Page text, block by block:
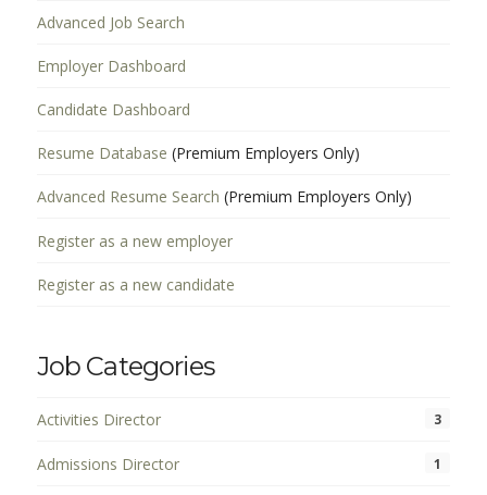
Advanced Job Search
Employer Dashboard
Candidate Dashboard
Resume Database (Premium Employers Only)
Advanced Resume Search (Premium Employers Only)
Register as a new employer
Register as a new candidate
Job Categories
Activities Director 3
Admissions Director 1